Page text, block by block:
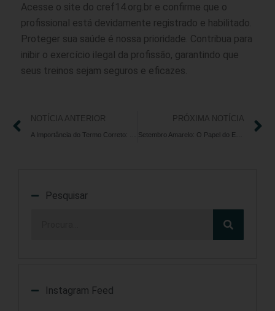
Acesse o site do cref14.org.br e confirme que o
profissional está devidamente registrado e habilitado.
Proteger sua saúde é nossa prioridade. Contribua para
inibir o exercício ilegal da profissão, garantindo que
seus treinos sejam seguros e eficazes.
NOTÍCIA ANTERIOR PRÓXIMA NOTÍCIA
Pesquisar
Instagram Feed